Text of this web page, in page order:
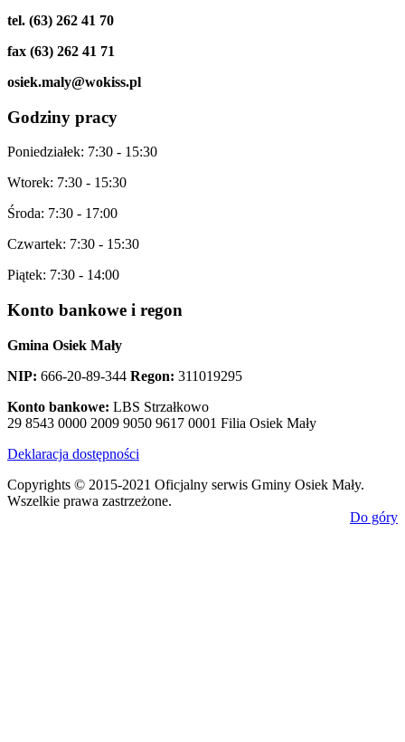
tel. (63) 262 41 70
fax (63) 262 41 71
osiek.maly@wokiss.pl
Godziny pracy
Poniedziałek: 7:30 - 15:30
Wtorek: 7:30 - 15:30
Środa: 7:30 - 17:00
Czwartek: 7:30 - 15:30
Piątek: 7:30 - 14:00
Konto bankowe i regon
Gmina Osiek Mały
NIP: 666-20-89-344 Regon: 311019295
Konto bankowe: LBS Strzałkowo
29 8543 0000 2009 9050 9617 0001 Filia Osiek Mały
Deklaracja dostępności
Copyrights © 2015-2021 Oficjalny serwis Gminy Osiek Mały.
Wszelkie prawa zastrzeżone.
Do góry